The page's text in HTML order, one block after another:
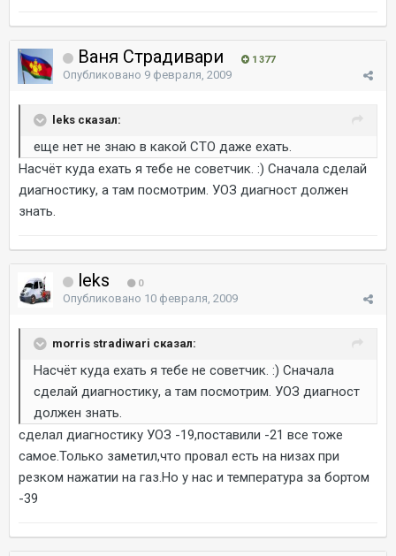
Ваня Страдивари 1 377
Опубликовано 9 февраля, 2009
leks сказал:
еще нет не знаю в какой СТО даже ехать.
Насчёт куда ехать я тебе не советчик. :) Сначала сделай
диагностику, а там посмотрим. УОЗ диагност должен
знать.
leks 0
Опубликовано 10 февраля, 2009
morris stradiwari сказал:
Насчёт куда ехать я тебе не советчик. :) Сначала
сделай диагностику, а там посмотрим. УОЗ диагност
должен знать.
сделал диагностику УОЗ -19,поставили -21 все тоже
самое.Только заметил,что провал есть на низах при
резком нажатии на газ.Но у нас и температура за бортом
-39